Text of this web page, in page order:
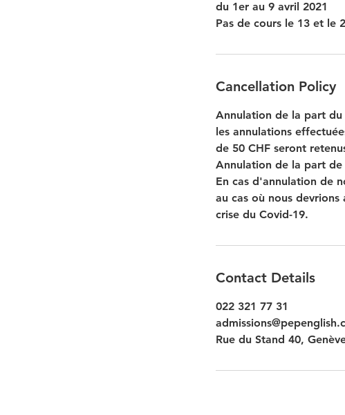
du 1er au 9 avril 2021
Pas de cours le 13 et le
Cancellation Policy
Annulation de la part
les annulations
de 50 CHF seront
Annulation de la part de
En cas d'annulation de
au cas où nous
crise du Covid-19.
Contact Details
022 321 77 31
Rue du Stand 40,